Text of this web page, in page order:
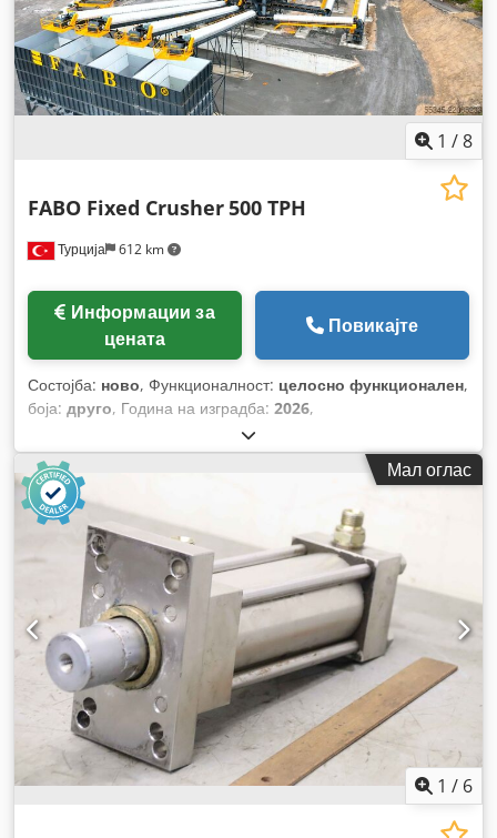
1 /8
Турција 612 km
FABO Fixed Crusher500 TPH
цената
Повикајте
Состојба: ново, Функционалност: целосно функционален,
боја: друго, Година на изградба: 2026,
Мал оглас
1 / 6